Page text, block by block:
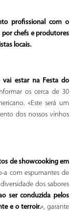
profissional com o
por chefs e produtores
locais.
vai estar na Festa do
os cerca de 30
«Este será um
dos nossos vinhos
de showcooking em
a com espumantes de
dos sabores
ser conduzida pelos
e o terroir.», garante